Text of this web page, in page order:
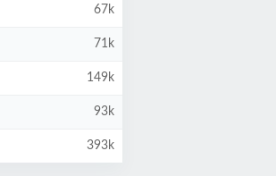
67k
71k
149k
93k
393k